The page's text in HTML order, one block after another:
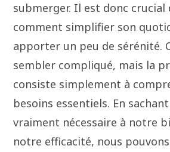
submerger. Il est donc crucial
comment simplifier son
apporter un peu de sérénité.
sembler compliqué, mais la
consiste simplement à
besoins essentiels. En
vraiment nécessaire à notre
notre efficacité, nous